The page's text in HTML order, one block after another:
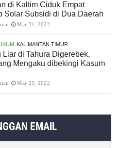
di Kaltim Ciduk Empat
Solar Subsidi di Dua Daerah
Mar 31, 2022
KALIMANTAN TIMUR
Liar di Tahura Digerebek,
Mengaku dibekingi Kasum
Mar 25, 2022
EMAIL